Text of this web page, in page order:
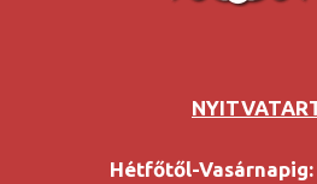
Hétfőtől-Vasárnapig: